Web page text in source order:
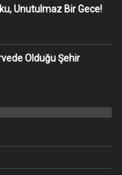
Unutulmaz Bir Gece!
Olduğu Şehir